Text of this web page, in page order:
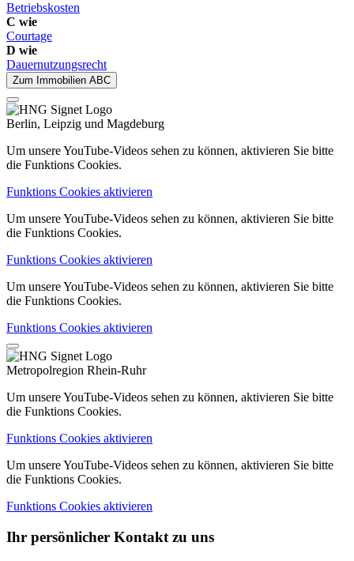
Betriebskosten
C wie
Courtage
D wie
Dauernutzungsrecht
Zum Immobilien ABC
Berlin, Leipzig und Magdeburg
Um unsere YouTube-Videos sehen zu können, aktivieren Sie bitte
die Funktions Cookies.
Funktions Cookies aktivieren
Um unsere YouTube-Videos sehen zu können, aktivieren Sie bitte
die Funktions Cookies.
Funktions Cookies aktivieren
Um unsere YouTube-Videos sehen zu können, aktivieren Sie bitte
die Funktions Cookies.
Funktions Cookies aktivieren
Metropolregion Rhein-Ruhr
Um unsere YouTube-Videos sehen zu können, aktivieren Sie bitte
die Funktions Cookies.
Funktions Cookies aktivieren
Um unsere YouTube-Videos sehen zu können, aktivieren Sie bitte
die Funktions Cookies.
Funktions Cookies aktivieren
Ihr persönlicher Kontakt zu uns